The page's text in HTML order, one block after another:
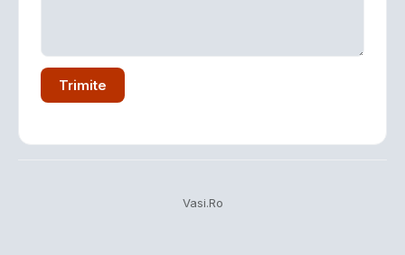
Trimite
Vasi.Ro